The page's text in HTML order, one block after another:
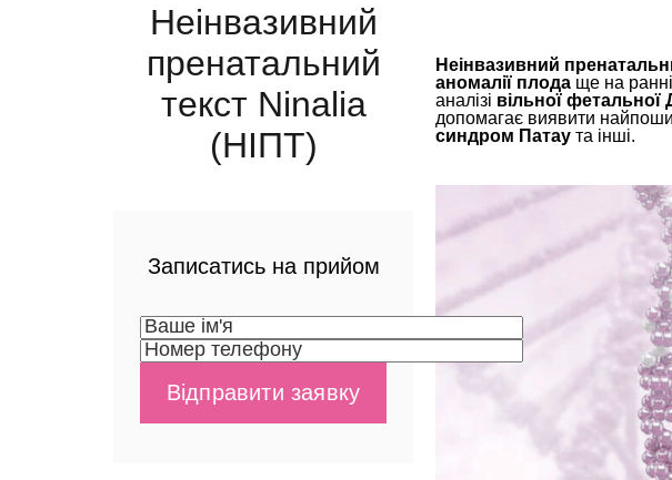
Неінвазивний
пренатальний
текст Ninalia
(НІПТ)
Записатись на прийом
Неінвазивний
аномалії плода ще на
аналізі вільної
допомагає виявити
синдром Патау та інші.